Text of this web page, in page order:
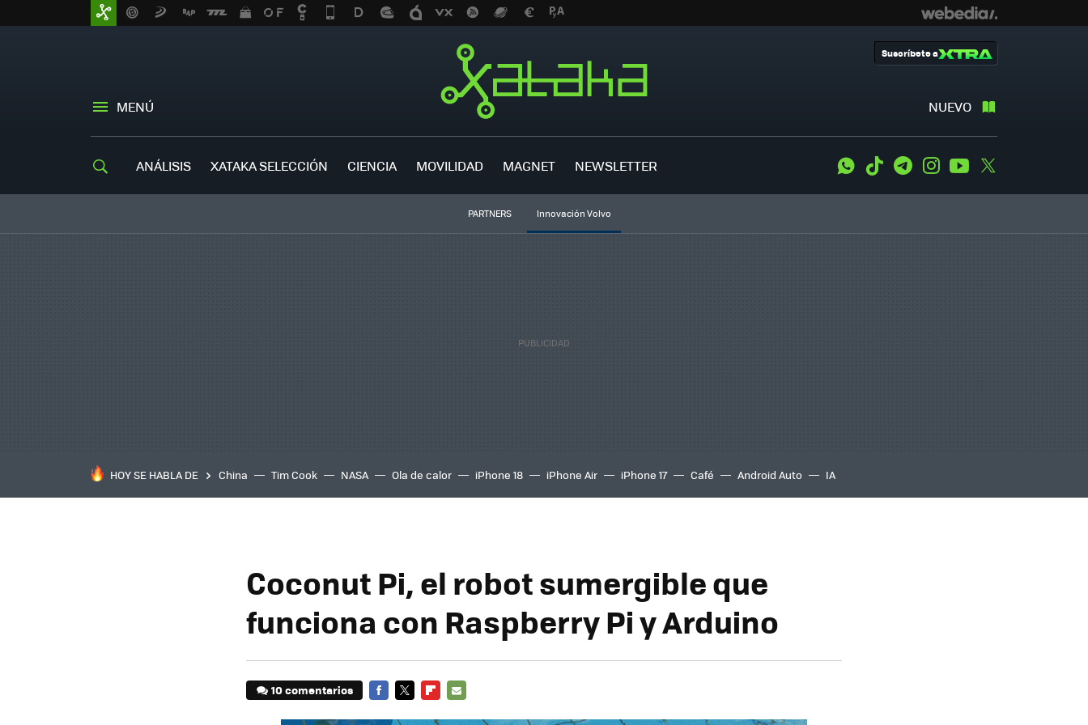
MENÚ NUEVO
Suscríbete a
ANÁLISIS XATAKA SELECCIÓN CIENCIA MOVILIDAD MAGNET NEWSLETTER WhatsApp
Tiktok TelegramInstagramYoutube
PARTNERS Innovación Volvo
HOY SE HABLA DE China Tim Cook NASA Ola de calor iPhone 18 iPhone Air iPhone 17 Café Android Auto IA
Coconut Pi, el robot sumergible que
funciona con Raspberry Pi y Arduino
10 comentarios